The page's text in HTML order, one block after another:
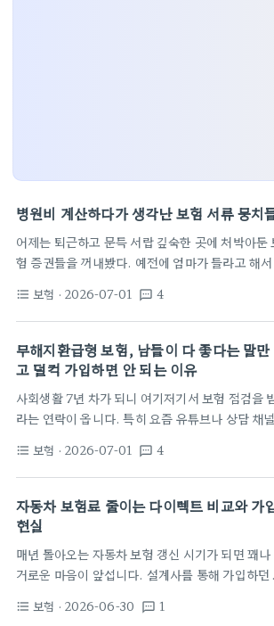
병원비 계산하다가 생각난 보험 서류 뭉치
어제는 퇴근하고 문득 서랍 깊숙한 곳에 처박아둔
험 증권들을 꺼내봤다. 예전에 엄마가 들라고 해서
었다. 그냥 매달 통장에서 꼬박꼬박 10만 원 넘는 돈
이 빠져나가니까 '보험료'라는 명목으로 나가는구
싶어서 그러려니 했던 거다. 그런데 최근에 아는
하지정맥류 수술하고 나서 보험금 청구했다가 생각
자기 덜컥 겁이 났다. 도대체 뭘 보장받고 있는 건
모르겠다 증권을 펼쳐보니 7대 질병이니 뭐니 하는
려운 단어들만 잔뜩 적혀 있었다. 사실…
format_list_bulleted 보험 · 2026-07-01 textsms 4
무해지환급형 보험, 남들이 다 좋다는 말만
고 덜컥 가입하면 안 되는 이유
사회생활 7년 차가 되니 여기저기서 보험 점검을
라는 연락이 옵니다. 특히 요즘 유튜브나 상담 채
정답인 것처럼 포장되곤 하죠. 저도 3년 전, 월 15만
원을 내던 보험료를 9만 원대로 줄일 수 있다는 말
혹해 무해지환급형으로 갈아탔던 경험이 있습니
결론부터 말하자면, 이건 절대적인 절약이 아니라 '
형, 싸다는 것의 함정 무해지환급형은 보험료를
20~30% 낮춰주는 대신, 납입 기간 내에 해지하
돌려받을 돈이 0원입니다. 겉보기엔 매달 3~5만
format_list_bulleted 보험 · 2026-07-01 textsms 4
자동차 보험료 줄이는 다이렉트 비교와 가
현실
매년 돌아오는 자동차 보험 갱신 시기가 되면 꽤나
거로운 마음이 앞섭니다. 설계사를 통해 가입하던
만, 요즘은 다이렉트 플랫폼을 활용해 직접 보험료
format_list_bulleted 보험 · 2026-06-30 textsms 1